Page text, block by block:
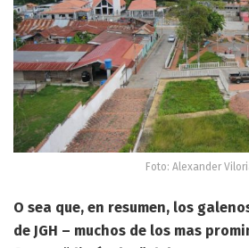
Foto: Alexander
O sea que, en resumen, los
de JGH – muchos de los mas